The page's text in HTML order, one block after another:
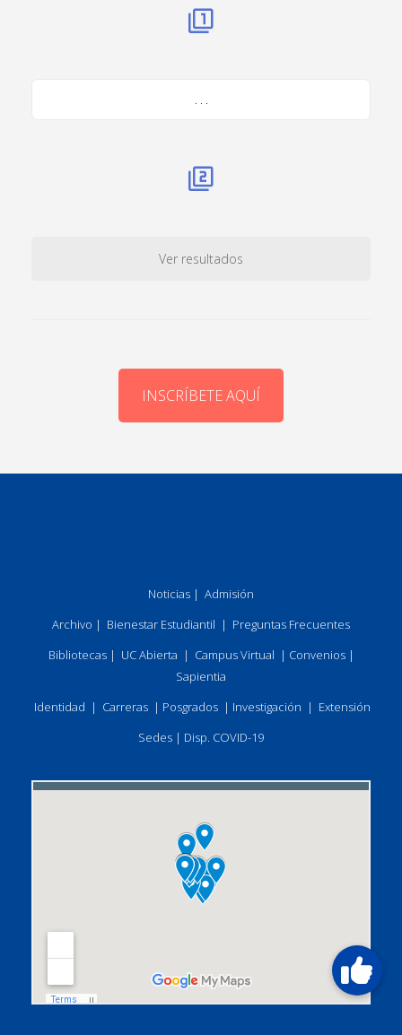
Ver resultados
INSCRÍBETE AQUÍ
Noticias | Admisión
Archivo | Bienestar Estudiantil | Preguntas Frecuentes
Bibliotecas| UC Abierta | Campus Virtual | Convenios|
Sapientia
Identidad | Carreras | Posgrados | Investigación | Extensión
Sedes | Disp. COVID-19